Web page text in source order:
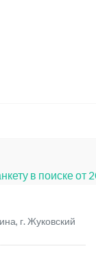
в поиске от
г. Жуковский